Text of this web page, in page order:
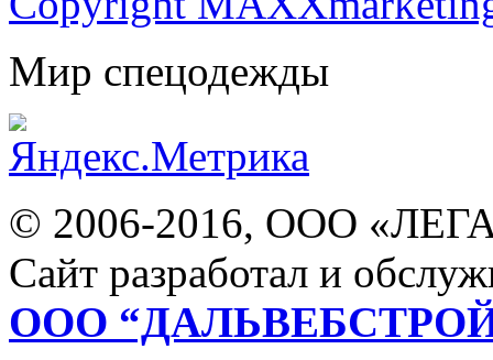
Мир спецодежды
© 2006-2016, ООО
Сайт разработал и
ООО